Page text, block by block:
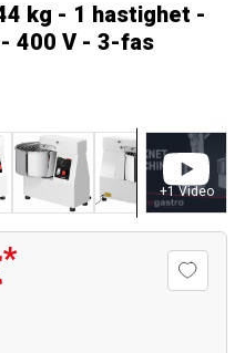
kg - 1 hastighet -
400 V - 3-fas
+1 Video
*